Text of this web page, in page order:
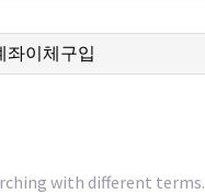
with different terms.